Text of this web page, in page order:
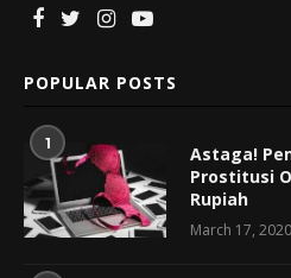
POPULAR POSTS
1
Astaga!
Prostitusi
Rupiah
March 17, 2020